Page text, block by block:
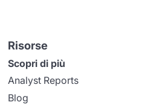
Risorse
Scopri di più
Analyst Reports
Blog